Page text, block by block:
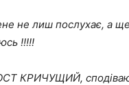
не лиш послухає, а
!!!!!
КРИЧУЩИЙ,